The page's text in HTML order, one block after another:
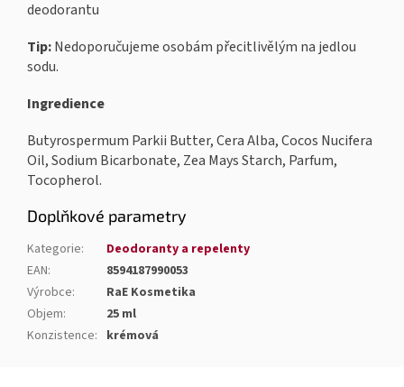
deodorantu
Tip:Nedoporučujeme osobám přecitlivělým na jedlou
sodu.
Ingredience
Butyrospermum Parkii Butter, Cera Alba, Cocos Nucifera
Oil, Sodium Bicarbonate, Zea Mays Starch, Parfum,
Tocopherol.
Doplňkové parametry
Kategorie:
Deodoranty a repelenty
EAN:
8594187990053
Výrobce:
RaE Kosmetika
Objem:
25 ml
Konzistence: krémová